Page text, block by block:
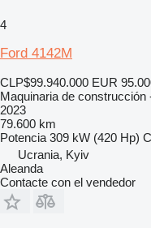
4
Ford 4142M
CLP$99.940.000 EUR
Maquinaria de
2023
79.600 km
Potencia 309 kW (420 Hp)
Ucrania, Kyiv
Aleanda
Contacte con el vendedor